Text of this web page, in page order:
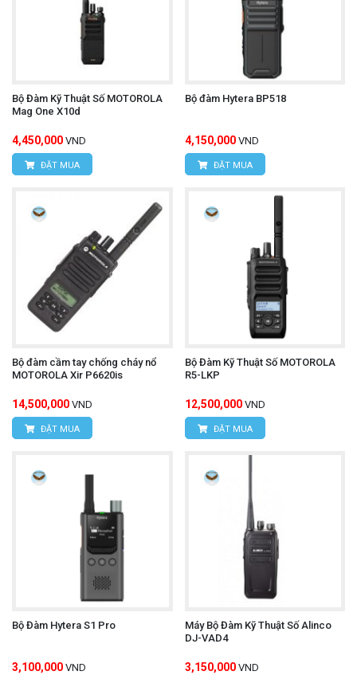
Bộ Đàm Kỹ Thuật Số MOTOROLA
Mag One X10d
4,450,000 VND
ĐẶT MUA
Bộ đàm Hytera BP518
4,150,000 VND
ĐẶT MUA
Bộ đàm cầm tay chống cháy nổ
MOTOROLA Xir P6620is
14,500,000 VND
ĐẶT MUA
Bộ Đàm Kỹ Thuật Số MOTOROLA
R5-LKP
12,500,000 VND
ĐẶT MUA
Bộ Đàm Hytera S1 Pro
3,100,000 VND
Máy Bộ Đàm Kỹ Thuật Số Alinco
DJ-VAD4
3,150,000 VND